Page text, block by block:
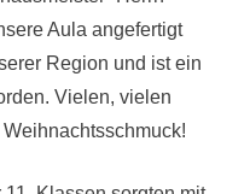
Aula angefertigt
Region und ist ein
Vielen, vielen